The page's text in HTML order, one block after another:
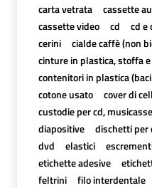
carta vetrata
cassette
cassette video
cd cd e
cerini
cialde caffè (non
cinture in plastica, stoffa e
contenitori in plastica
cotone usato
cover di
custodie per cd,
diapositive
dischetti per
dvd
elastici
etichette adesive
feltrini
filo interdentale